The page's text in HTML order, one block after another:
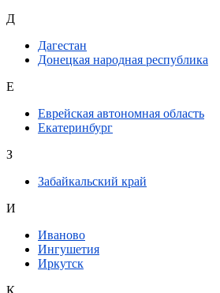
Д
Дагестан
Донецкая народная республика
Е
Еврейская автономная область
Екатеринбург
З
Забайкальский край
И
Иваново
Ингушетия
Иркутск